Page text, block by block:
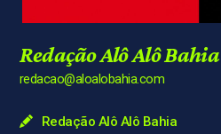
Redação Alô Alô Bahia
redacao@aloalobahia.com
Redação Alô Alô Bahia